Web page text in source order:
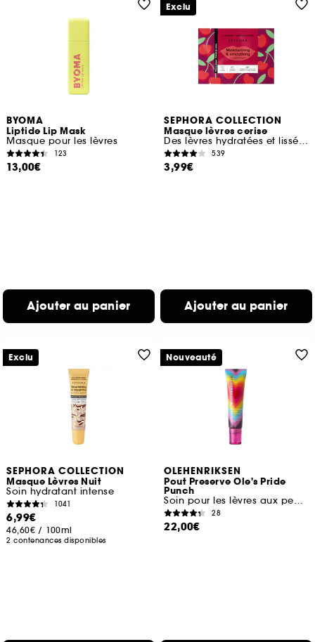
BYOMA
Liptide Lip Mask
Masque pour les lèvres
123
13,00€
Ajouter au panier
SEPHORA COLLECTION
Masque lèvres cerise
Des lèvres hydratées et lissées en 5 minutes
539
3,99€
Ajouter au panier
Exclu
SEPHORA COLLECTION
Masque Lèvres Nuit
Soin hydratant intense
1041
6,99€
46,60€ / 100ml
2 contenances disponibles
Exclu
OLEHENRIKSEN
Pout Preserve Ole's Pride
Punch
Soin pour les lèvres aux peptides
28
22,00€
Nouveauté